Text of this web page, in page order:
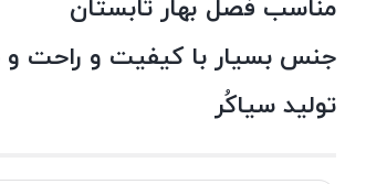
مناسب فصل بهار تابستان
جنس بسیار با کیفیت و راحت و
تولید سیاکُر